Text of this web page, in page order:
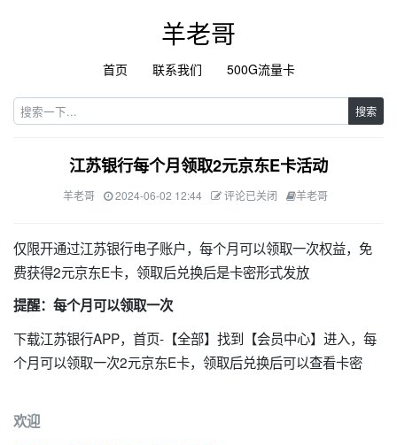
羊老哥
首页 联系我们 500G流量卡
搜索
江苏银行每个月领取2元京东E卡活动
羊老哥 2024-06-02 12:44 评论已关闭 羊老哥
仅限开通过江苏银行电子账户，每个月可以领取一次权益，免
费获得2元京东E卡，领取后兑换后是卡密形式发放
提醒：每个月可以领取一次
下载江苏银行APP，首页-【全部】找到【会员中心】进入，每
个月可以领取一次2元京东E卡，领取后兑换后可以查看卡密
欢迎